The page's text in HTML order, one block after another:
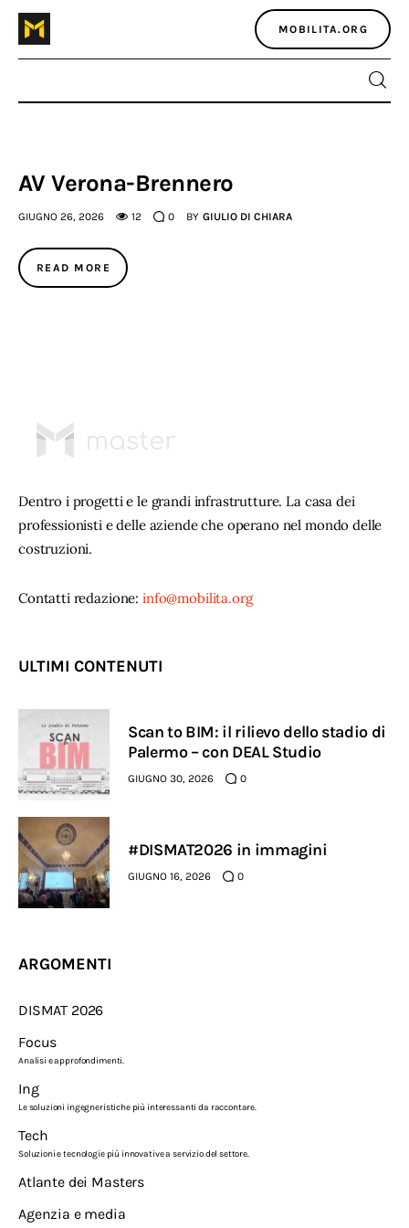
MOBILITA.ORG
Home
Atlante dei masters
Argomenti
AV Verona-Brennero
GIUGNO 26, 2026 12 0 BY GIULIO DI CHIARA
READ MORE
Dentro i progetti e le grandi infrastrutture. La casa dei
professionisti e delle aziende che operano nel mondo delle
costruzioni.
Contatti redazione: info@mobilita.org
ULTIMI CONTENUTI
Scan to BIM: il rilievo dello stadio di
Palermo – con DEAL Studio
GIUGNO 30, 2026 0
#DISMAT2026 in immagini
GIUGNO 16, 2026 0
ARGOMENTI
DISMAT 2026
Focus
Analisi e approfondimenti.
Ing
Le soluzioni ingegneristiche più interessanti da raccontare.
Tech
Soluzioni e tecnologie più innovative a servizio del settore.
Atlante dei Masters
Agenzia e media